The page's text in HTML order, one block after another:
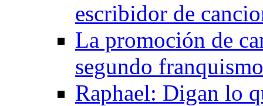
escribidor de
La promoción de
segundo
Raphael: Digan lo